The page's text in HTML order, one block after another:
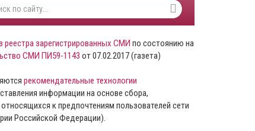
реестра зарегистрированных СМИ по состоянию на
СМИ ПИ59-1143 от 07.02.2017 (газета)
рекомендательные технологии
информации на основе сбора,
к предпочтениям пользователей сети
Российской Федерации).